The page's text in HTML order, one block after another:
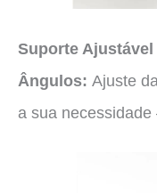
Suporte
Ângulos: Ajuste
a sua